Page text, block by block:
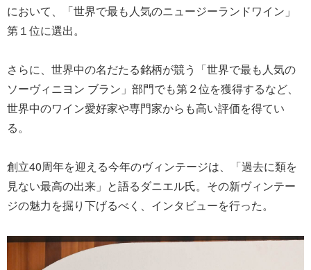
において、「世界で最も人気のニュージーランドワイン」
第１位に選出。
さらに、世界中の名だたる銘柄が競う「世界で最も人気の
ソーヴィニヨン ブラン」部門でも第２位を獲得するなど、
世界中のワイン愛好家や専門家からも高い評価を得てい
る。
創立40周年を迎える今年のヴィンテージは、「過去に類を
見ない最高の出来」と語るダニエル氏。その新ヴィンテー
ジの魅力を掘り下げるべく、インタビューを行った。